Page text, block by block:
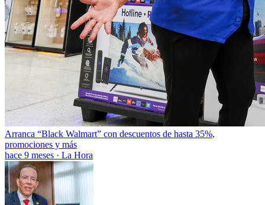
Arranca “Black Walmart” con descuentos de hasta 35%,
promociones y más
hace 9 meses · La Hora